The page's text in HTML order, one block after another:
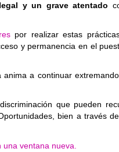
y un grave atentado
por realizar estas
y permanencia en el
anima a continuar
que pueden
bien a través